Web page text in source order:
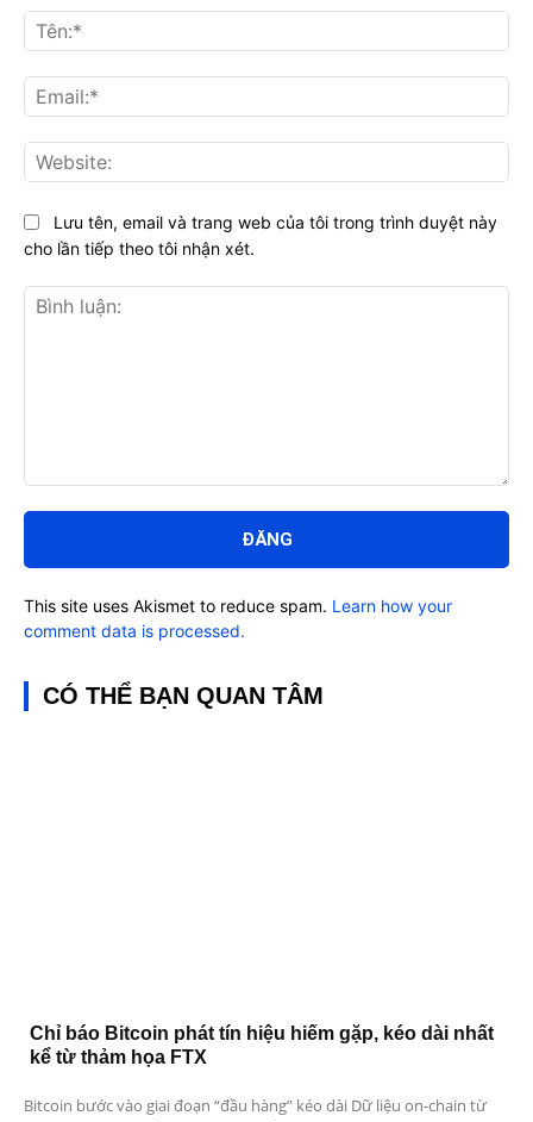
luận:
Lưu tên, email và trang web của tôi trong trình duyệt này
cho lần tiếp theo tôi nhận xét.
This site uses Akismet to reduce spam. Learn how your
comment data is processed.
CÓ THỂ BẠN QUAN TÂM
Chỉ báo Bitcoin phát tín hiệu hiếm gặp, kéo dài nhất
kể từ thảm họa FTX
Bitcoin bước vào giai đoạn “đầu hàng” kéo dài Dữ liệu on-chain từ